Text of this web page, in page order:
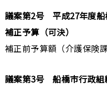
議案第2号 平成27年度船
補正予算（可決）
補正前予算額（介護保険
議案第3号 船橋市行政組